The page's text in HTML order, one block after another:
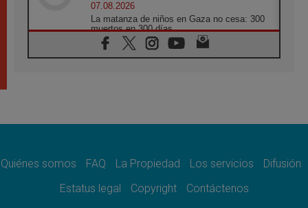
07.08.2026
La matanza de niños en Gaza no cesa: 300
muertos en 300 días
07.08.2026
Tagle: La guerra desfigura el mundo, solo la
como misión al servicio del Evangelio
SIGNIS 2026, dar voz a las religiosas en el
Quiénes somos FAQ La Propiedad Los servicios
Difusión
Estatus legal
Copyright Contáctenos